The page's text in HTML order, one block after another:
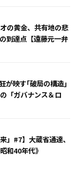
の黄金、共有地の悲
到達点【遠藤元一弁
が映す｢破局の構造｣
「ガバナンス＆ロ
」#7】大蔵省通達、
和40年代》